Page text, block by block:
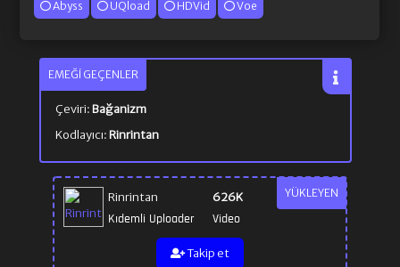
Abyss UQload HDVid Voe
YÜKLEYEN
Rinrintan
Kıdemli Uploader
626K
Video
Takip et
EMEĞI GEÇENLER
Çeviri:Bağanizm
Kodlayıcı:Rinrintan